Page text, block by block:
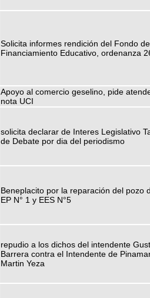
Solicita informes rendición del Fondo de
Financiamiento Educativo, ordenanza
Apoyo al comercio geselino, pide
nota UCI
solicita declarar de Interes Legislativo
de Debate por dia del periodismo
Beneplacito por la reparación del pozo
EP N° 1 y EES N°5
repudio a los dichos del intendente
Barrera contra el Intendente de
Martin Yeza